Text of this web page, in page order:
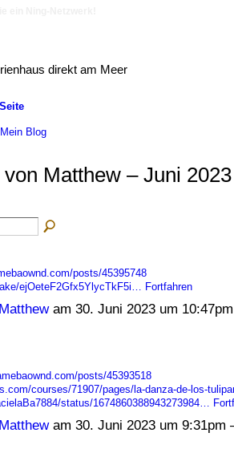
direkt am Meer
Mein Blog
von Matthew – Juni
posts/45395748
ejOeteF2Gfx5YlycTkF5i…
Fortfahren
Matthewam 30. Juni 2023 um
posts/45393518
courses/71907/pages/la-danza-de-los-
status/1674860388943273984…
Matthewam 30. Juni 2023 um 9:31pm